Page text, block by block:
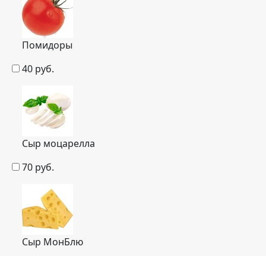
Помидоры
40 руб.
Сыр моцарелла
70 руб.
Сыр МонБлю